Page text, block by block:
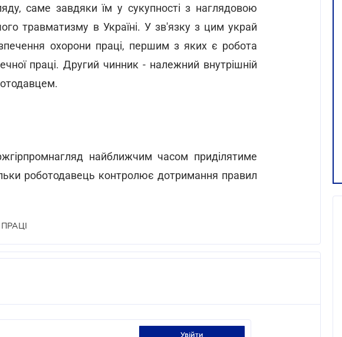
саме завдяки їм у сукупності з наглядовою
травматизму в Україні. У зв'язку з цим украй
охорони праці, першим з яких є робота
праці. Другий чинник - належний внутрішній
найближчим часом приділятиме
роботодавець контролює дотримання правил
увійти